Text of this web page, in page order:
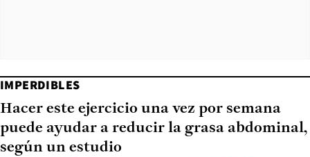
IMPERDIBLES
Hacer este ejercicio una vez por semana
puede ayudar a reducir la grasa abdominal,
según un estudio